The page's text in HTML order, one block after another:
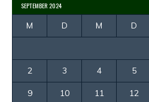
SEPTEMBER 2024
M D M D
2 3 4 5
9 10 11 12